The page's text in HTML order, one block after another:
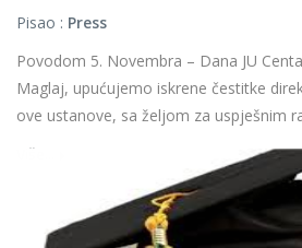
Pisao : Press
Povodom 5. Novembra – Dana JU
Maglaj, upućujemo iskrene čestitke
ove ustanove, sa željom za uspješnim
Više...